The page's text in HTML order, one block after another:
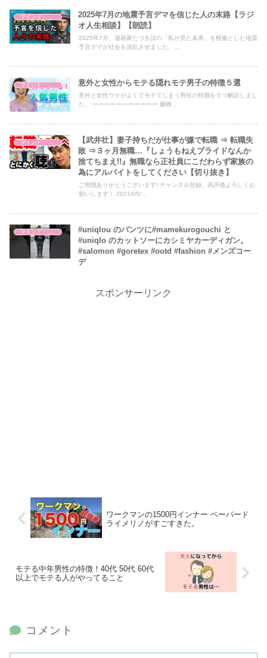
マインド・哲学
2025年7月の地震予言デマを信じた人の末路【ラジ
オ人生相談】【朗読】
2025年7月、漫画家たつき諒の「私が見た未来」を根拠とした地震
予言デマが社会を混乱させました、...
マインド・哲学 意外と女性からモテる隠れモテ男子の特徴５選
意外と女性ウケがよくてモテてしまう男性の特徴を５つ解説しまし
た。 ーーーーーーーーーーー 藤崎...
マインド・哲学
【武井壮】妻子持ちだが仕事が嫌で転職 ⇒ 転職失
敗 ⇒３ヶ月無職…『しょうもねえプライドなんか
捨てちまえ!!』無職なら正社員にこだわらず家族の
為にアルバイトをしてください【切り抜き】
ご視聴ありがとうございます! チャンネル登録、高評価よろしくお
願いします！ 2021/05/...
#uniqlou のパンツに#mamekurogouchi と
#uniqlo のカットソーにカシミヤカーディガン。
#salomon #goretex #ootd #fashion #メンズコー
デ
スポンサーリンク
ワークマンの1500円インナー ペーパード
ライメリノがすごすきた。
モテる中年男性の特徴！40代 50代 60代
以上でモテる人がやってること
コメント